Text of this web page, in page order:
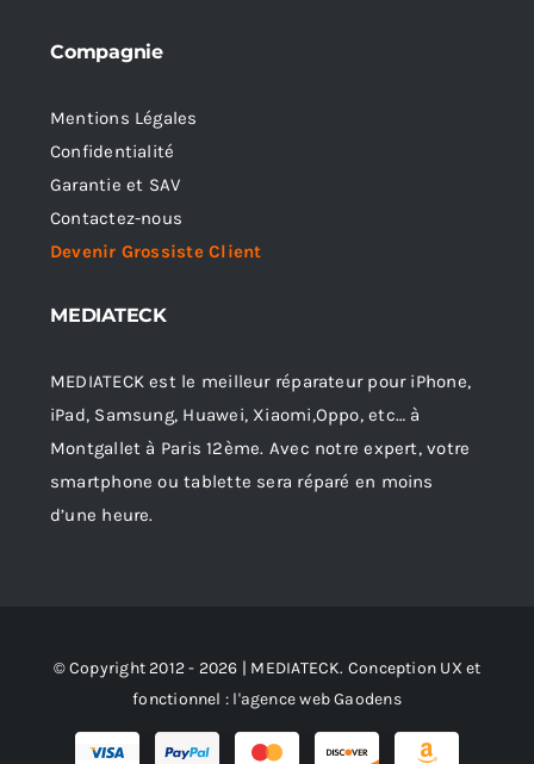
Compagnie
Mentions Légales
Confidentialité
Garantie et SAV
Contactez-nous
Devenir Grossiste Client
MEDIATECK
MEDIATECK est le meilleur réparateur pour iPhone,
iPad, Samsung, Huawei, Xiaomi,Oppo, etc… à
Montgallet à Paris 12ème. Avec notre expert, votre
smartphone ou tablette sera réparé en moins
d’une heure.
© Copyright 2012 - 2026 | MEDIATECK. Conception UX et
fonctionnel : l'agence web Gaodens